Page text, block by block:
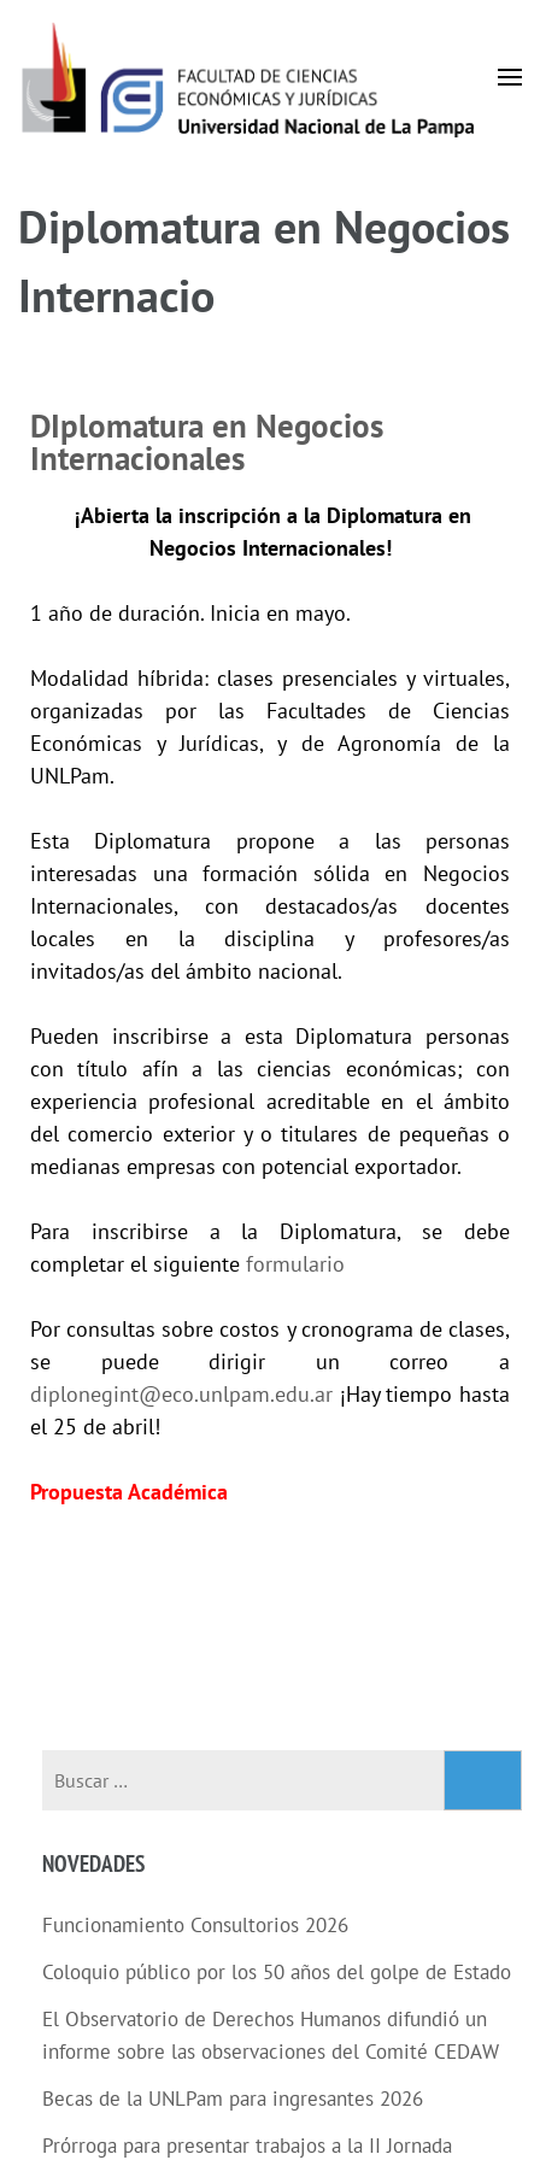
Diplomatura en Negocios
Internacio
DIplomatura en Negocios
Internacionales
¡Abierta la inscripción a la Diplomatura en
Negocios Internacionales!
1 año de duración. Inicia en mayo.
Modalidad híbrida: clases presenciales y virtuales,
organizadas por las Facultades de Ciencias
Económicas y Jurídicas, y de Agronomía de la
UNLPam.
Esta Diplomatura propone a las personas
interesadas una formación sólida en Negocios
Internacionales, con destacados/as docentes
locales en la disciplina y profesores/as
invitados/as del ámbito nacional.
Pueden inscribirse a esta Diplomatura personas
con título afín a las ciencias económicas; con
experiencia profesional acreditable en el ámbito
del comercio exterior y o titulares de pequeñas o
medianas empresas con potencial exportador.
Para inscribirse a la Diplomatura, se debe
completar el siguiente formulario
Por consultas sobre costos y cronograma de clases,
se puede dirigir un correo a
diplonegint@eco.unlpam.edu.ar ¡Hay tiempo hasta
el 25 de abril!
Propuesta Académica
NOVEDADES
Funcionamiento Consultorios 2026
Coloquio público por los 50 años del golpe de Estado
El Observatorio de Derechos Humanos difundió un
informe sobre las observaciones del Comité CEDAW
Becas de la UNLPam para ingresantes 2026
Prórroga para presentar trabajos a la II Jornada